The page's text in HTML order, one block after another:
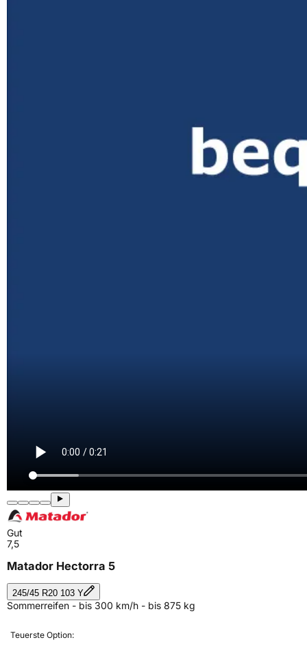
Gut
7,5
Matador Hectorra 5
245/45 R20 103 Y
Sommerreifen - bis 300 km/h - bis 875 kg
Teuerste Option: